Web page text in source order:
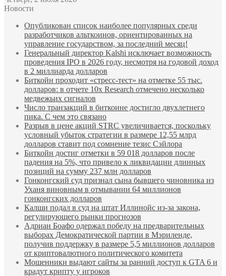
Новости
Опубликован список наиболее популярных среди
разработчиков альткоинов, ориентированных на
управление государством, за последний месяц!
Генеральный директор Kalshi исключает возможность
проведения IPO в 2026 году, несмотря на годовой доход
в 2 миллиарда долларов
Биткойн проходит «стресс-тест» на отметке 55 тыс.
долларов: в отчете 10x Research отмечено несколько
медвежьих сигналов
Число транзакций в биткоине достигло двухлетнего
пика. С чем это связано
Разрыв в цене акций STRC увеличивается, поскольку
условный убыток стратегии в размере 12,55 млрд
долларов ставит под сомнение тезис Сэйлора
Биткойн достиг отметки в 59 018 долларов после
падения на 5%, что привело к ликвидации длинных
позиций на сумму 237 млн долларов
Гонконгский суд признал сына бывшего чиновника из
Уханя виновным в отмывании 64 миллионов
гонконгских долларов
Калши подал в суд на штат Иллинойс из-за закона,
регулирующего рынки прогнозов
Адриан Боафо одержал победу на предварительных
выборах Демократической партии в Мэриленде,
получив поддержку в размере 5,5 миллионов долларов
от криптовалютного политического комитета
Мошенники выдают сайты за ранний доступ к GTA 6 и
крадут крипту у игроков